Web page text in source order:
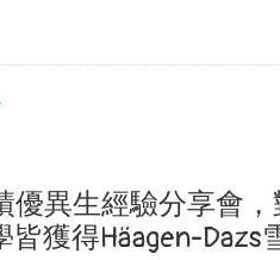
異生經驗分享會
獲得Häagen-